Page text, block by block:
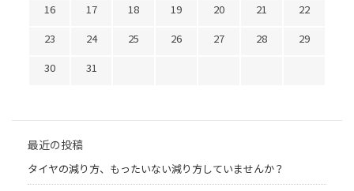
16
17 18 19 20 21
22
23
24 25 26 27 28
29
30
31
最近の投稿
タイヤの減り方、もったいない減り方していませんか？